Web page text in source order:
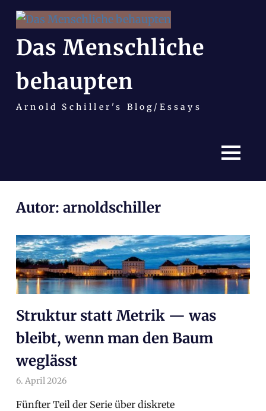
Inhalt
Das Menschliche
behaupten
Arnold Schiller's Blog/Essays
MENÜ
Autor: arnoldschiller
Struktur statt Metrik — was
bleibt, wenn man den Baum
weglässt
6. April 2026
Fünfter Teil der Serie über diskrete